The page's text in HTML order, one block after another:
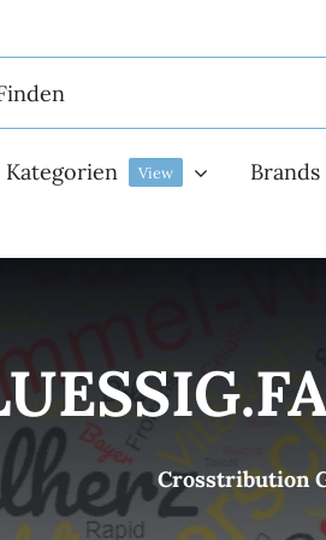
Kategorien View Brands
Crosstribution